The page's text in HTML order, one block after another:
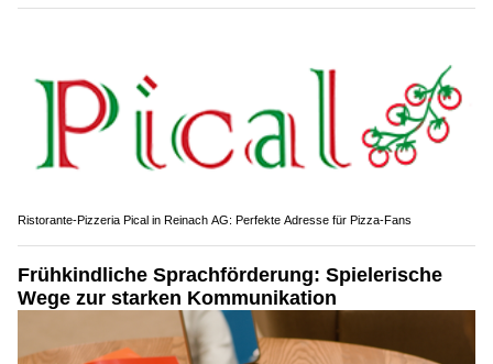
Ristorante-Pizzeria Pical in Reinach AG: Perfekte Adresse für Pizza-Fans
Frühkindliche Sprachförderung: Spielerische
Wege zur starken Kommunikation